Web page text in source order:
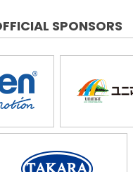
SPONSORS